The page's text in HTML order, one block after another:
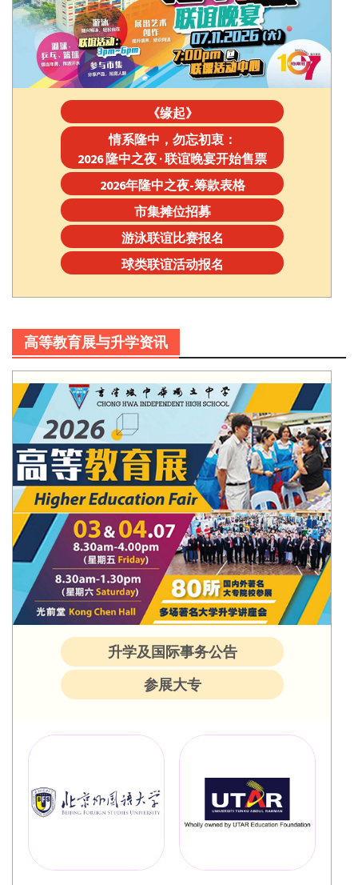
《缘起》
情系隆中，勿忘初衷：
2026 隆中之夜 · 联谊晚宴开始售票
2026年隆中之夜-筹款表格
市集摊位招募
游泳联谊比赛报名
球类联谊活动报名
高等教育展与升学资讯
升学及国际事务公告
参展大专